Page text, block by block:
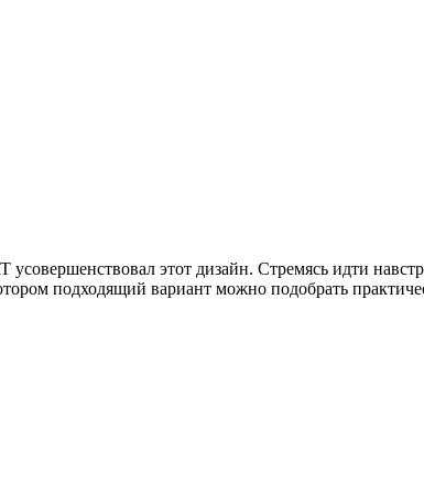
этот дизайн. Стремясь идти
подходящий вариант можно подобрать